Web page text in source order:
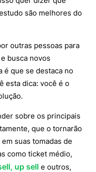
são melhores do
outras pessoas para
busca novos
é que se destaca no
esta dica: você é o
sobre os principais
que o tornarão
suas tomadas de
como ticket médio,
up sell e outros,